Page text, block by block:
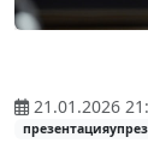
21.01.2026